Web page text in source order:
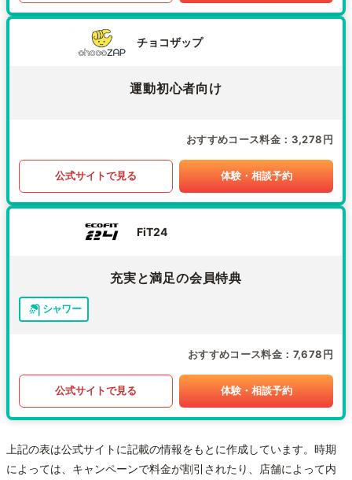
チョコザップ
運動初心者向け
おすすめコース料金 3,278円
公式サイトで見る 体験・相談予約
FiT24
充実と満足の会員特典
シャワー
おすすめコース料金 7,678円
公式サイトで見る 体験・相談予約
上記の表は公式サイトに記載の情報をもとに作成しています。時期
によっては、キャンペーンで料金が割引されたり、店舗によって内